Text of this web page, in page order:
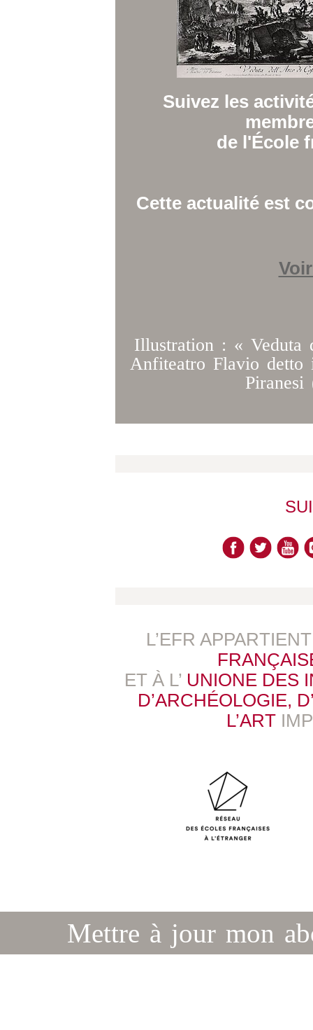
Suivez les
de l'École
Cette actualité est
Illustration : « Veduta
Anfiteatro Flavio detto
Piranesi
L’EFR
ET À L’ UNIONE DES
D’ARCHÉOLOGIE,
L’ART
Mettre à jour mon